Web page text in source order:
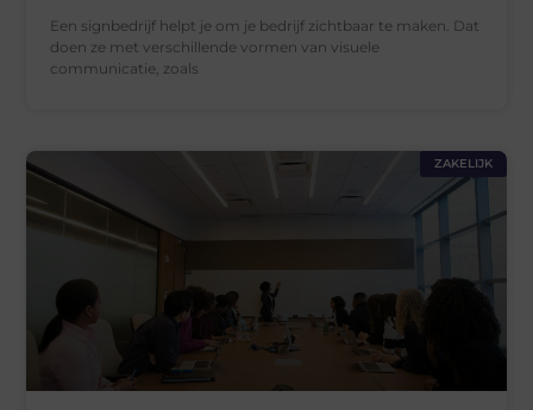
Een signbedrijf helpt je om je bedrijf zichtbaar te maken. Dat
doen ze met verschillende vormen van visuele
communicatie, zoals
ZAKELIJK